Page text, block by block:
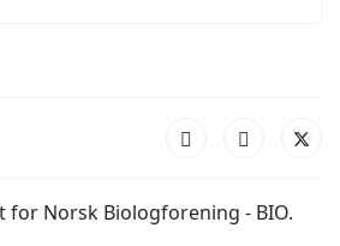
Norsk Biologforening - BIO.